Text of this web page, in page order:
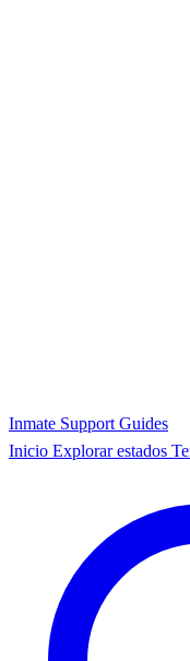
Inmate Support Guides
Inicio Explorar estados